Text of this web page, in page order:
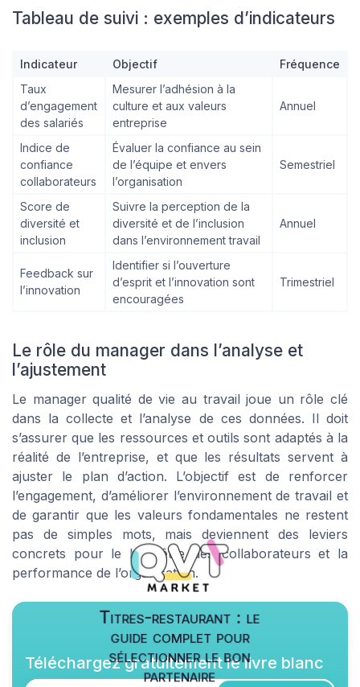
Tableau de suivi : exemples d’indicateurs
Indicateur Objectif
Fréquence
Taux
d’engagement
des salariés
Mesurer l’adhésion à la
culture et aux valeurs
entreprise
Annuel
Indice de
confiance
collaborateurs
Évaluer la confiance au sein
de l’équipe et envers
l’organisation
Semestriel
Score de
diversité et
inclusion
Suivre la perception de la
diversité et de l’inclusion
dans l’environnement travail
Annuel
Feedback sur
l’innovation
Identifier si l’ouverture
d’esprit et l’innovation sont
encouragées
Trimestriel
Le rôle du manager dans l’analyse et
l’ajustement
Le manager qualité de vie au travail joue un rôle clé
dans la collecte et l’analyse de ces données. Il doit
s’assurer que les ressources et outils sont adaptés à la
réalité de l’entreprise, et que les résultats servent à
ajuster le plan d’action. L’objectif est de renforcer
l’engagement, d’améliorer l’environnement de travail et
de garantir que les valeurs fondamentales ne restent
pas de simples mots, mais deviennent des leviers
concrets pour le bien-être des collaborateurs et la
performance de l’organisation.
Titres-restaurant : le
guide complet pour
sélectionner le bon
partenaire
Téléchargez gratuitement le livre blanc